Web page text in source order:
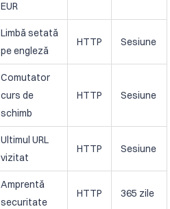
EUR
Limbă setată
pe engleză
HTTP Sesiune
Comutator
curs de
schimb
HTTP Sesiune
Ultimul URL
vizitat
HTTP Sesiune
Amprentă
securitate
HTTP 365 zile